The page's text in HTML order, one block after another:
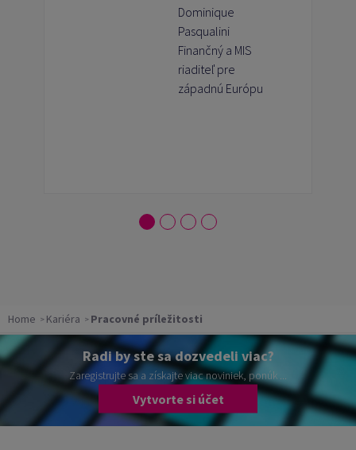
projekty, tímy
a výzvy mi v
mojom
rozvoji
pomohli a
Dominique
Pasqualini
Finančný a MIS
riaditeľ pre
západnú Európu
Home Kariéra Pracovné príležitosti
Radi by ste sa dozvedeli viac?
Zaregistrujte sa a získajte viac noviniek, ponúk ...
Vytvorte si účet